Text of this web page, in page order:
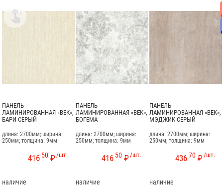
ПАНЕЛЬ
ЛАМИНИРОВАННАЯ «ВЕК»,
БАРИ СЕРЫЙ
длина: 2700мм; ширина:
250мм; толщина: 9мм
/шт.
416 50 ₽
наличие
ПАНЕЛЬ
ЛАМИНИРОВАННАЯ «ВЕК»,
БОГЕМА
длина: 2700мм; ширина:
250мм; толщина: 9мм
/шт.
416 50 ₽
наличие
ПАНЕЛЬ
ЛАМИНИРОВАННАЯ «ВЕК»,
МЭДЖИК СЕРЫЙ
длина: 2700мм; ширина:
250мм; толщина: 9мм
/шт.
43670 ₽
наличие
